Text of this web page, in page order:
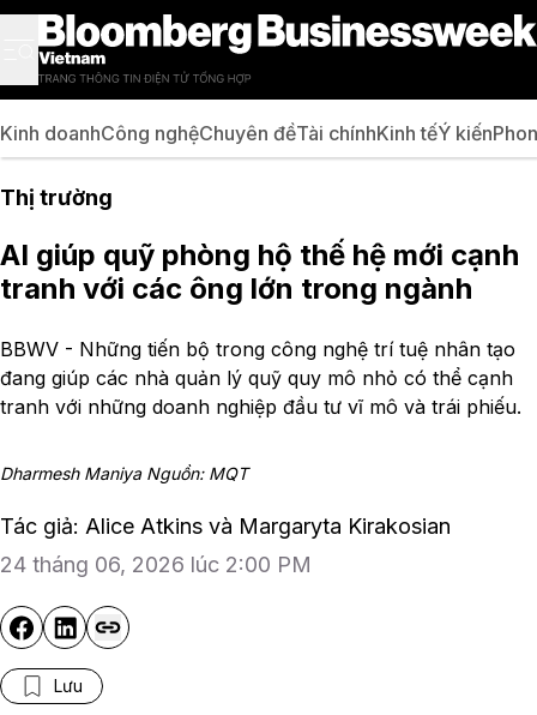
Kinh doanhCông nghệChuyên đềTài chínhKinh tếÝ kiến
Thị trường
AI giúp quỹ phòng hộ thế hệ mới cạnh
tranh với các ông lớn trong ngành
BBWV - Những tiến bộ trong công nghệ trí tuệ nhân tạo
đang giúp các nhà quản lý quỹ quy mô nhỏ có thể cạnh
tranh với những doanh nghiệp đầu tư vĩ mô và trái phiếu.
Dharmesh Maniya Nguồn: MQT
Tác giả: Alice Atkins và Margaryta Kirakosian
24 tháng 06, 2026 lúc 2:00 PM
Lưu